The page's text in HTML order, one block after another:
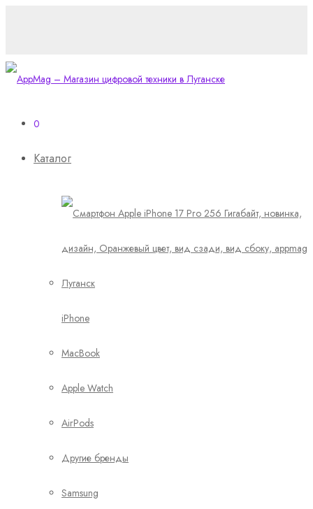
0
Каталог
iPhone
MacBook
Apple Watch
AirPods
Другие бренды
Samsung